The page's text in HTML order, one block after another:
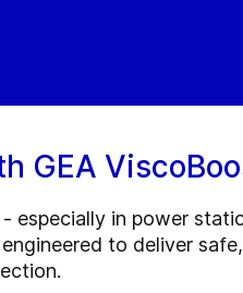
GEA
especially in power
engineered to deliver